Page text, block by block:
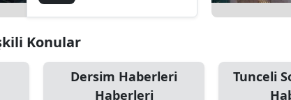
Konular
Dersim Haberleri
Haberleri
Tunceli